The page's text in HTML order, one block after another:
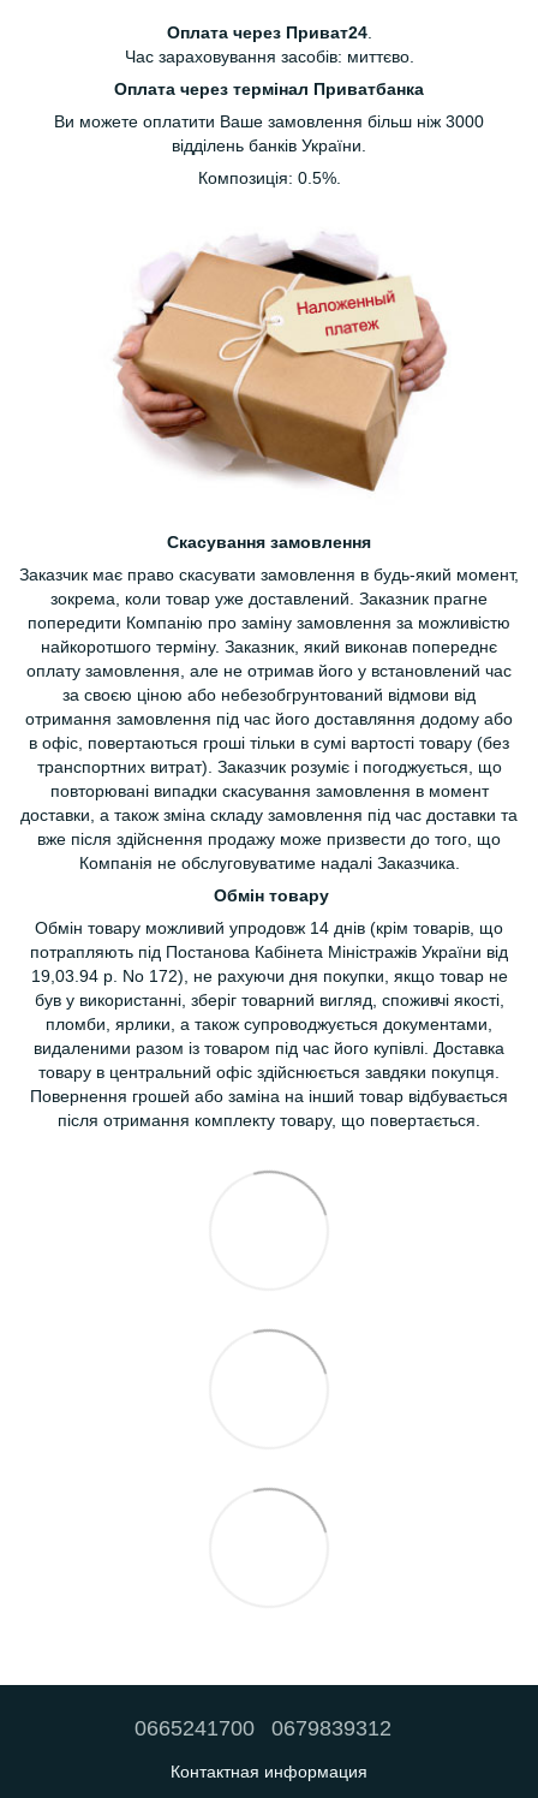
Оплата через Приват24.
Час зараховування засобів: миттєво.
Оплата через термінал Приватбанка
Ви можете оплатити Ваше замовлення більш ніж 3000
відділень банків України.
Композиція: 0.5%.
Скасування замовлення
Заказчик має право скасувати замовлення в будь-який момент,
зокрема, коли товар уже доставлений. Заказник прагне
попередити Компанію про заміну замовлення за можливістю
найкоротшого терміну. Заказник, який виконав попереднє
оплату замовлення, але не отримав його у встановлений час
за своєю ціною або небезобгрунтований відмови від
отримання замовлення під час його доставляння додому або
в офіс, повертаються гроші тільки в сумі вартості товару (без
транспортних витрат). Заказчик розуміє і погоджується, що
повторювані випадки скасування замовлення в момент
доставки, а також зміна складу замовлення під час доставки та
вже після здійснення продажу може призвести до того, що
Компанія не обслуговуватиме надалі Заказчика.
Обмін товару
Обмін товару можливий упродовж 14 днів (крім товарів, що
потрапляють під Постанова Кабінета Міністражів України від
19,03.94 р. No 172), не рахуючи дня покупки, якщо товар не
був у використанні, зберіг товарний вигляд, споживчі якості,
пломби, ярлики, а також супроводжується документами,
видаленими разом із товаром під час його купівлі. Доставка
товару в центральний офіс здійснюється завдяки покупця.
Повернення грошей або заміна на інший товар відбувається
після отримання комплекту товару, що повертається.
0665241700 0679839312
Контактная информация